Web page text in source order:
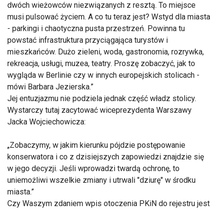
dwóch wieżowców niezwiązanych z resztą. To miejsce
musi pulsować życiem. A co tu teraz jest? Wstyd dla miasta
- parkingi i chaotyczna pusta przestrzeń. Powinna tu
powstać infrastruktura przyciągająca turystów i
mieszkańców. Dużo zieleni, woda, gastronomia, rozrywka,
rekreacja, usługi, muzea, teatry. Proszę zobaczyć, jak to
wygląda w Berlinie czy w innych europejskich stolicach -
mówi Barbara Jezierska.
Jej entuzjazmu nie podziela jednak część władz stolicy.
Wystarczy tutaj zacytować wiceprezydenta Warszawy
Jacka Wojciechowicza:
Zobaczymy, w jakim kierunku pójdzie postępowanie
konserwatora i co z dzisiejszych zapowiedzi znajdzie się
w jego decyzji. Jeśli wprowadzi twardą ochronę, to
uniemożliwi wszelkie zmiany i utrwali "dziurę" w środku
miasta.
Czy Waszym zdaniem wpis otoczenia PKiN do rejestru jest